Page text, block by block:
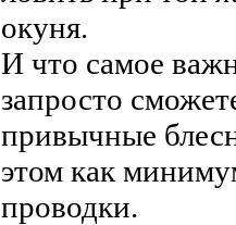
окуня.
И что самое
запросто
привычные
этом как
проводки.